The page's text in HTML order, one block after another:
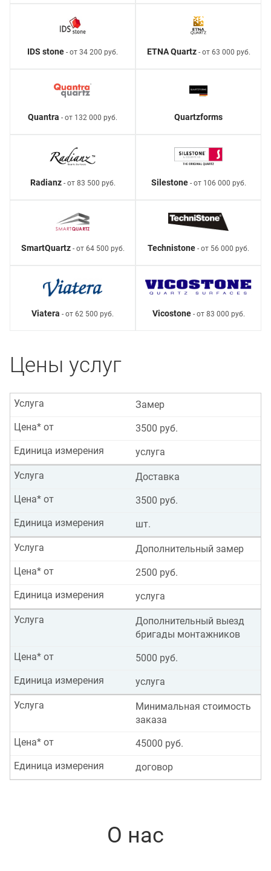
IDS stone - от 34 200 руб. ETNA Quartz- от 63 000 руб.
Quantra - от 132 000 руб. Quartzforms
Radianz- от 83 500 руб. Silestone- от 106 000 руб.
SmartQuartz- от 64 500 руб. Technistone - от 56 000 руб.
Viatera - от 62 500 руб. Vicostone- от 83 000 руб.
Цены услуг
Замер
Услуга
3500 руб.
Цена* от
услуга
Единица измерения
Доставка
Услуга
3500 руб.
Цена* от
шт.
Единица измерения
Дополнительный замер
Услуга
2500 руб.
Цена* от
услуга
Единица измерения
Дополнительный выезд
бригады монтажников
Услуга
5000 руб.
Цена* от
услуга
Единица измерения
Минимальная стоимость
заказа
Услуга
45000 руб.
Цена* от
договор
Единица измерения
О нас